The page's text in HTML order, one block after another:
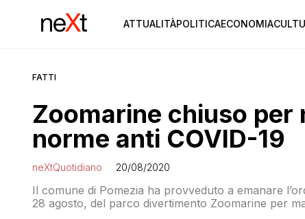
ATTUALITÀPOLITICAECONOMIA
FATTI
Zoomarine chiuso
norme anti COVID-19
neXtQuotidiano 20/08/2020
Il comune di Pomezia ha provveduto a emanare
28 agosto, del parco divertimento Zoomarine per